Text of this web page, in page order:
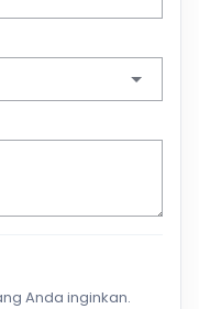
Anda inginkan.